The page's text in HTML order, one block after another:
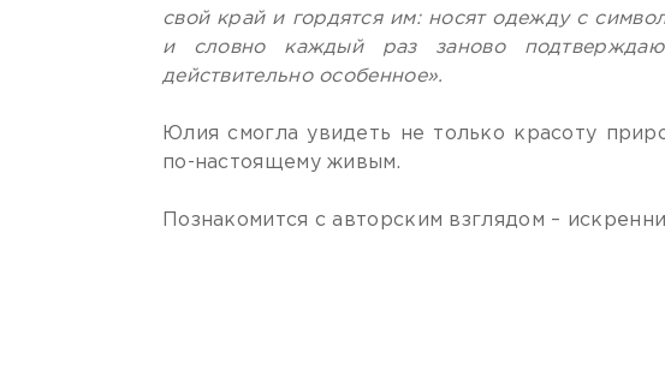
свой край и гордятся им: носят одежду с
и словно каждый раз заново
действительно особенное».
Юлия смогла увидеть не только красоту
по-настоящему живым.
Познакомится с авторским взглядом –